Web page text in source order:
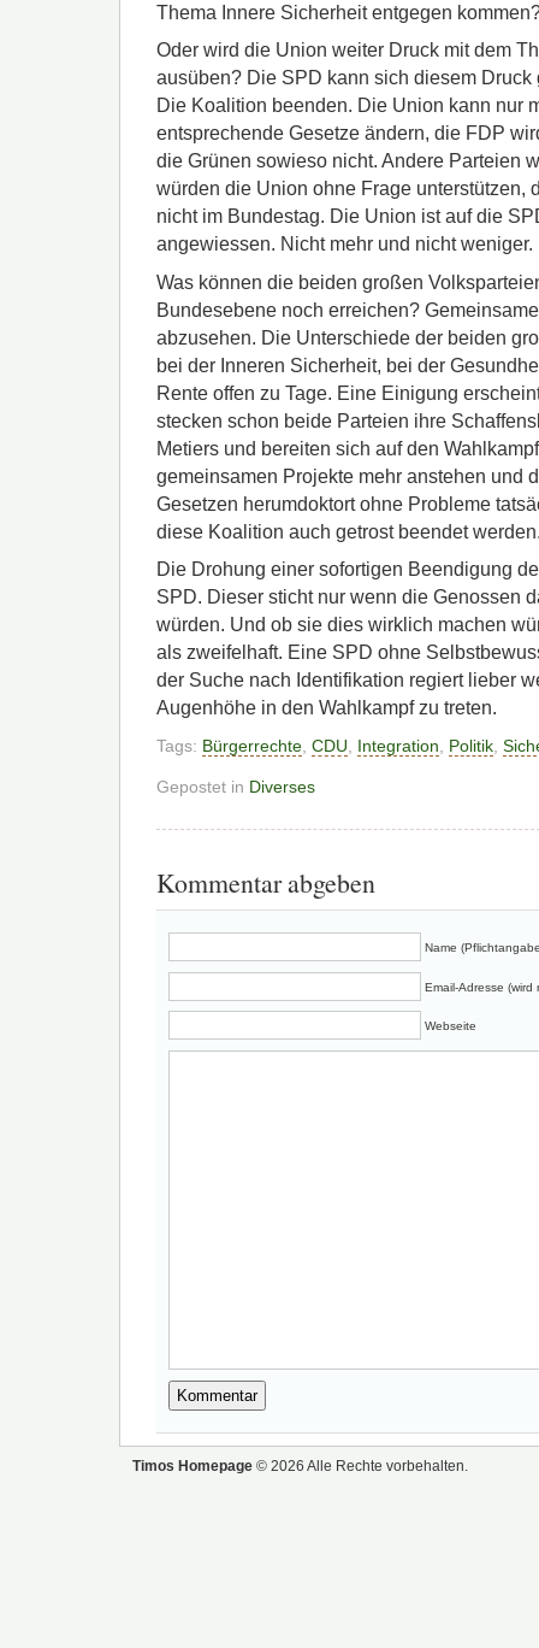
Thema Innere Sicherheit entgegen
Oder wird die Union weiter Druck mit dem
ausüben? Die SPD kann sich diesem Druck
Die Koalition beenden. Die Union kann nur
entsprechende Gesetze ändern, die FDP
die Grünen sowieso nicht. Andere Parteien
würden die Union ohne Frage unterstützen,
nicht im Bundestag. Die Union ist auf die
angewiessen. Nicht mehr und nicht weniger.
Was können die beiden großen
Bundesebene noch erreichen?
abzusehen. Die Unterschiede der beiden
bei der Inneren Sicherheit, bei der
Rente offen zu Tage. Eine Einigung
stecken schon beide Parteien ihre
Metiers und bereiten sich auf den
gemeinsamen Projekte mehr anstehen und
Gesetzen herumdoktort ohne Probleme
diese Koalition auch getrost beendet
Die Drohung einer sofortigen Beendigung
SPD. Dieser sticht nur wenn die Genossen
würden. Und ob sie dies wirklich machen
als zweifelhaft. Eine SPD ohne
der Suche nach Identifikation regiert lieber
Augenhöhe in den Wahlkampf zu treten.
Tags: Bürgerrechte CDU Integration Politik
Gepostet in Diverses
Kommentar abgeben
Name
Email-Adresse
Webseite
Timos Homepage © 2026 Alle Rechte vorbehalten.